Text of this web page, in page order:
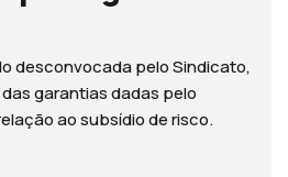
desconvocada pelo Sindicato,
garantias dadas pelo
ao subsídio de risco.